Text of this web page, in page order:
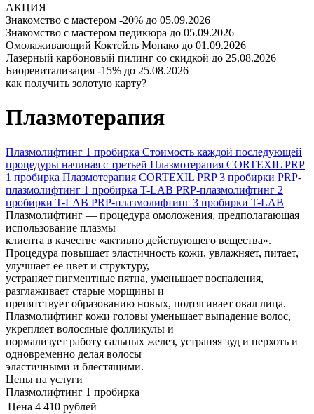
АКЦИЯ
Знакомство с мастером -20% до 05.09.2026
Знакомство с мастером педикюра до 05.09.2026
Омолаживающий Коктейль Монако до 01.09.2026
Лазерный карбоновый пилинг со скидкой до 25.08.2026
Биоревитализация -15% до 25.08.2026
как получить золотую карту?
Плазмотерапия
Плазмолифтинг 1 пробирка Стоимость каждой последующей
процедуры начиная с третьей Плазмотерапия CORTEXIL PRP
1 пробирка Плазмотерапия CORTEXIL PRP 3 пробирки PRP-
плазмолифтинг 1 пробирка T-LAB PRP-плазмолифтинг 2
пробирки T-LAB PRP-плазмолифтинг 3 пробирки T-LAB
Плазмолифтинг — процедура омоложения, предполагающая
использование плазмы
клиента в качестве «активно действующего вещества».
Процедура повышает эластичность кожи, увлажняет, питает,
улучшает ее цвет и структуру,
устраняет пигментные пятна, уменьшает воспаления,
разглаживает старые морщины и
препятствует образованию новых, подтягивает овал лица.
Плазмолифтинг кожи головы уменьшает выпадение волос,
укрепляет волосяные фолликулы и
нормализует работу сальных желез, устраняя зуд и перхоть и
одновременно делая волосы
эластичными и блестящими.
Цены на услуги
Плазмолифтинг 1 пробирка
Цена 4 410 рублей